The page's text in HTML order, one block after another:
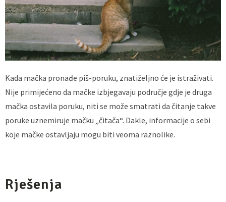
Kada mačka pronađe piš-poruku, znatiželjno će je istraživati.
Nije primijećeno da mačke izbjegavaju područje gdje je druga
mačka ostavila poruku, niti se može smatrati da čitanje takve
poruke uznemiruje mačku „čitača“. Dakle, informacije o sebi
koje mačke ostavljaju mogu biti veoma raznolike.
Rješenja